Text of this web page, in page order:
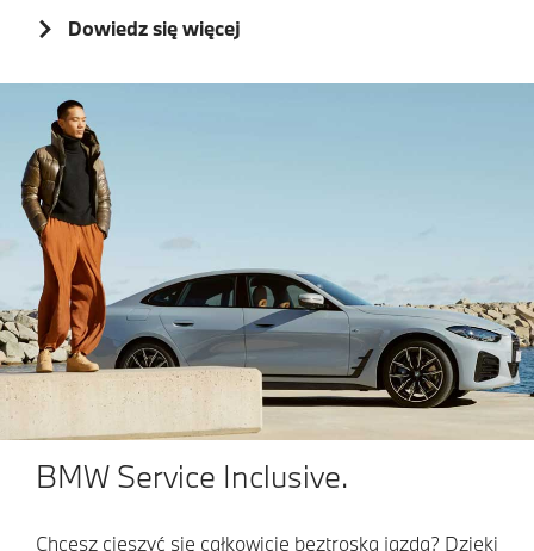
Dowiedz się więcej
BMW Service Inclusive.
Chcesz cieszyć się całkowicie beztroską jazdą? Dzięki